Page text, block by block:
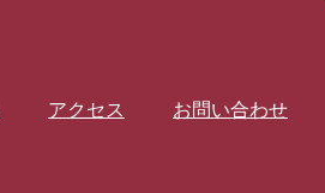
アクセス お問い合わせ